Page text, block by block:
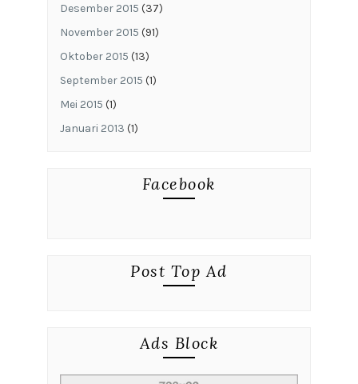
Desember 2015 (37)
November 2015 (91)
Oktober 2015 (13)
September 2015 (1)
Mei 2015 (1)
Januari 2013 (1)
Facebook
Post Top Ad
Ads Block